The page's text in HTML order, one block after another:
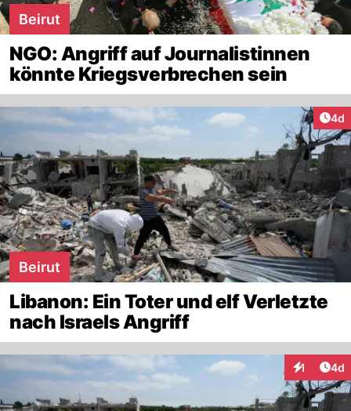
Beirut
NGO: Angriff auf Journalistinnen
könnte Kriegsverbrechen sein
4d
Beirut
Libanon: Ein Toter und elf Verletzte
nach Israels Angriff
1 4d